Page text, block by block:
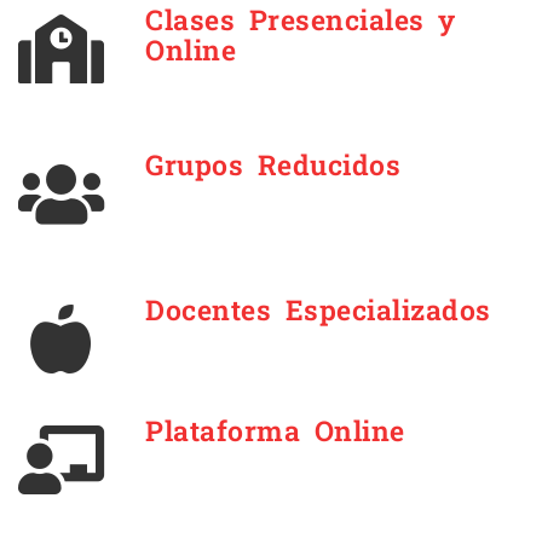
Clases Presenciales y
Online
Grupos Reducidos
Docentes Especializados
Plataforma Online